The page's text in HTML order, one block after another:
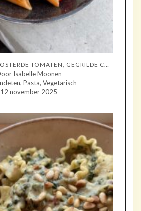
Isabelle Moonen
Pasta, Vegetarisch
12 november 2025